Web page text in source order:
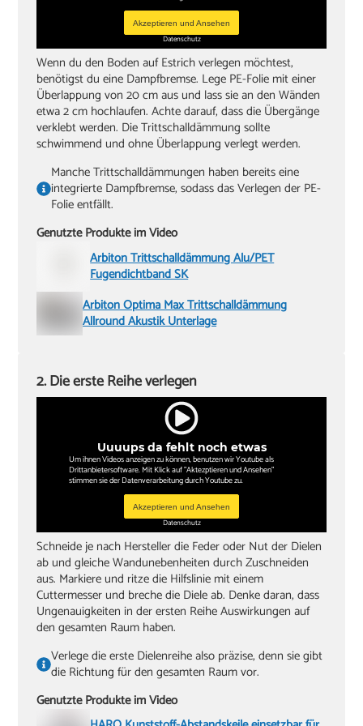
Akzeptieren und Ansehen
Datenschutz
Wenn du den Boden auf Estrich verlegen möchtest,
benötigst du eine Dampfbremse. Lege PE-Folie mit einer
Überlappung von 20 cm aus und lass sie an den Wänden
etwa 2 cm hochlaufen. Achte darauf, dass die Übergänge
verklebt werden. Die Trittschalldämmung sollte
schwimmend und ohne Überlappung verlegt werden.
Manche Trittschalldämmungen haben bereits eine
integrierte Dampfbremse, sodass das Verlegen der PE-
Folie entfällt.
Genutzte Produkte im Video
Arbiton Trittschalldämmung Alu/PET
Fugendichtband SK
Arbiton Optima Max Trittschalldämmung
Allround Akustik Unterlage
Uuuups da fehlt noch etwas
Um ihnen Videos anzeigen zu können, benutzen wir Youtube als
Drittanbietersoftware. Mit Klick auf "Aktezptieren und Ansehen"
stimmen sie der Datenverarbeitung durch Youtube zu.
Akzeptieren und Ansehen
Datenschutz
2. Die erste Reihe verlegen
Schneide je nach Hersteller die Feder oder Nut der Dielen
ab und gleiche Wandunebenheiten durch Zuschneiden
aus. Markiere und ritze die Hilfslinie mit einem
Cuttermesser und breche die Diele ab. Denke daran, dass
Ungenauigkeiten in der ersten Reihe Auswirkungen auf
den gesamten Raum haben.
Verlege die erste Dielenreihe also präzise, denn sie gibt
die Richtung für den gesamten Raum vor.
Genutzte Produkte im Video